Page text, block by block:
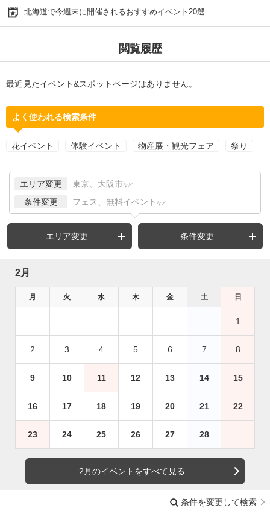
北海道で今週末に開催されるおすすめイベント20選
閲覧履歴
最近見たイベント&スポットページはありません。
よく使われる検索条件
花イベント 体験イベント 物産展・観光フェア 祭り
エリア変更 東京、大阪市 など
条件変更 フェス、無料イベント など
エリア変更 条件変更
2月
月 火 水 木 金 土 日
1
2 3 4 5 6 7 8
9 10 11 12 13 14 15
16 17 18 19 20 21 22
23 24 25 26 27 28
2月のイベントをすべて見る
条件を変更して検索